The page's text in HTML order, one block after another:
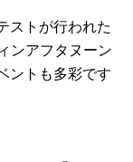
ストが行われた
ンアフタヌーン
ントも多彩です